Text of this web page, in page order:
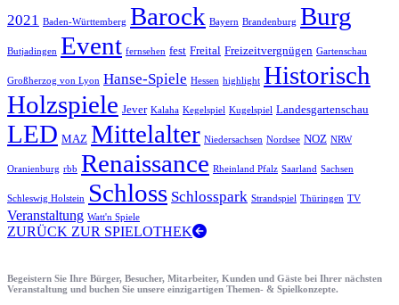
2021 Baden-Württemberg Barock Bayern Brandenburg Burg
Butjadingen Event fernsehen fest Freital Freizeitvergnügen Gartenschau
Großherzog von Lyon Hanse-Spiele Hessen highlight Historisch
Holzspiele Jever Kalaha Kegelspiel Kugelspiel Landesgartenschau
LED MAZ Mittelalter Niedersachsen Nordsee NOZ NRW
Oranienburg rbb Renaissance Rheinland Pfalz Saarland Sachsen
Schleswig Holstein Schloss Schlosspark Strandspiel Thüringen TV
Veranstaltung Watt'n Spiele
ZURÜCK ZUR SPIELOTHEK
Begeistern Sie Ihre Bürger, Besucher, Mitarbeiter, Kunden und Gäste bei Ihrer nächsten
Veranstaltung und buchen Sie unsere einzigartigen Themen- & Spielkonzepte.